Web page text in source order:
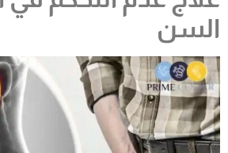
السن